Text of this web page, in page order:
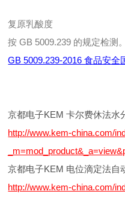
复原乳酸度
按 GB 5009.239 的规定检测。
GB 5009.239-2016 食品安全
京都电子KEM 卡尔费休法水
http://www.kem-china.com/
京都电子KEM 电位滴定法自
http://www.kem-china.com/